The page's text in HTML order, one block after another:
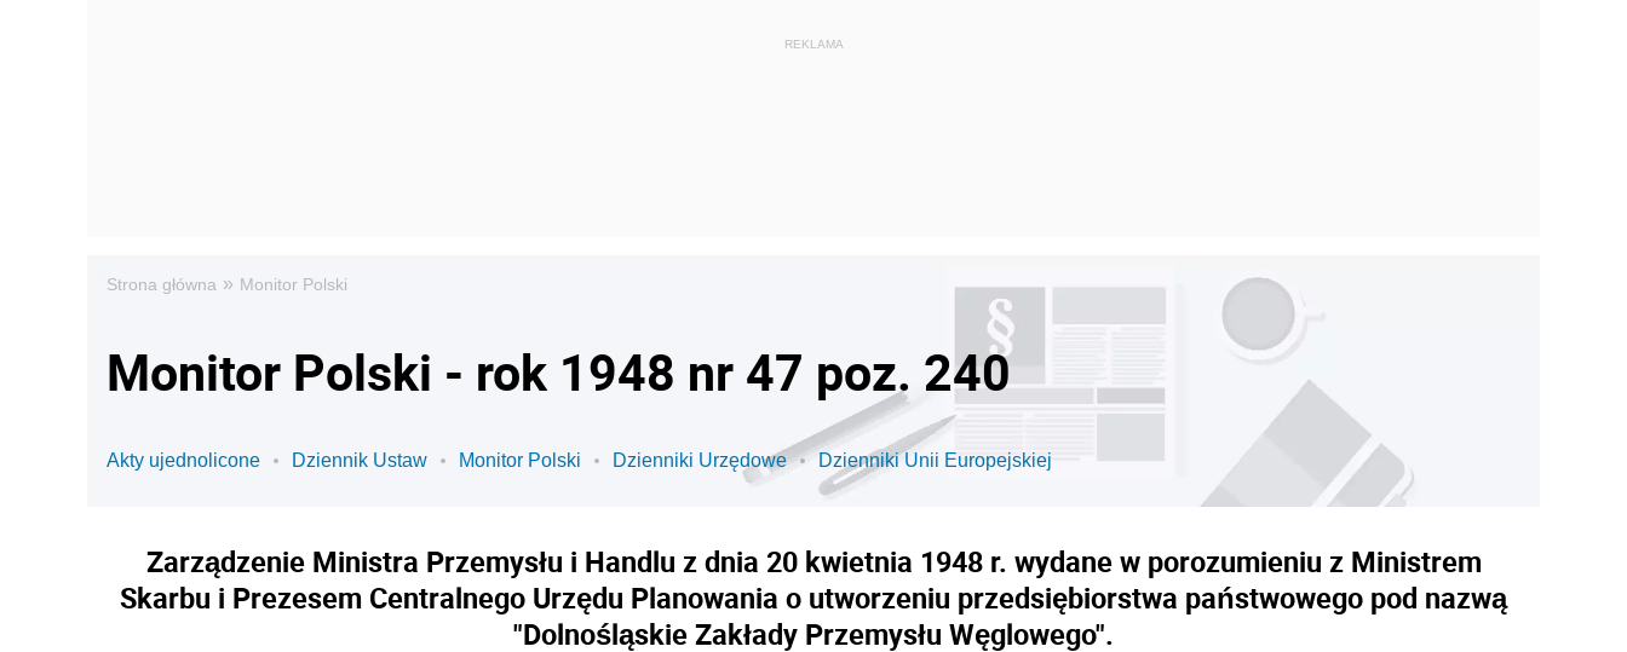
Strona główna » Monitor Polski
Monitor Polski - rok 1948 nr 47 poz. 240
Akty ujednolicone Dziennik Ustaw Monitor Polski Dzienniki Urzędowe Dzienniki Unii Europejskiej
Zarządzenie Ministra Przemysłu i Handlu z dnia 20 kwietnia 1948 r. wydane w porozumieniu z Ministrem
Skarbu i Prezesem Centralnego Urzędu Planowania o utworzeniu przedsiębiorstwa państwowego pod nazwą
"Dolnośląskie Zakłady Przemysłu Węglowego".